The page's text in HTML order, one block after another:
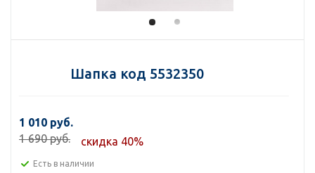
Шапка код 5532350
1 010 руб.
1 690 руб.
скидка 40%
Есть в наличии